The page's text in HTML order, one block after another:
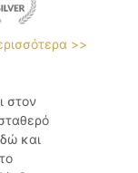
>>
στον
και